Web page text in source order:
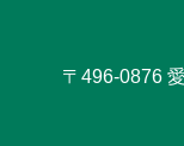
〒496-0876